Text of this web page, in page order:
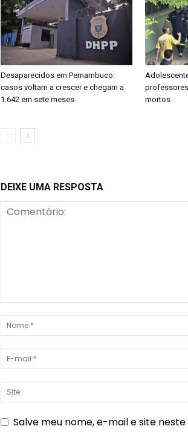
Desaparecidos em Pernambuco:
casos voltam a crescer e chegam a
1.642 em sete meses
mortos
DEIXE UMA RESPOSTA
Salve meu nome, e-mail e site